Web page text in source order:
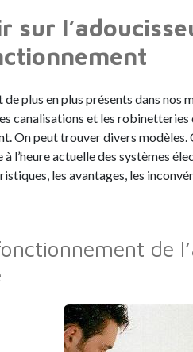
sur
de plus en plus présents dans
canalisations et les
On peut trouver divers
à l’heure actuelle des systèmes
les avantages, les
de